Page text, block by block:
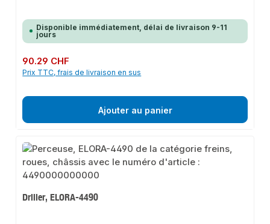
Disponible immédiatement, délai de livraison 9-11
jours
Prix régulier :
90.29 CHF
Prix TTC, frais de livraison en sus
Ajouter au panier
Driller, ELORA-4490